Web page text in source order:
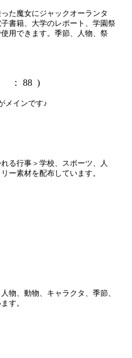
た魔女にジャックオーランタ
書籍、大学のレポート、学園祭
用できます。季節、人物、祭
： 88 )
メインです♪
る行事＞学校、スポーツ、人
ー素材を配布しています。
物、動物、キャラクタ、季節、
す。